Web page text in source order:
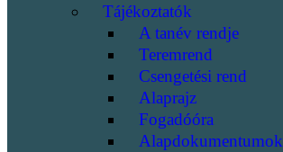
Tájékoztatók
A tanév rendje
Teremrend
Csengetési rend
Alaprajz
Fogadóóra
Alapdokumentumok